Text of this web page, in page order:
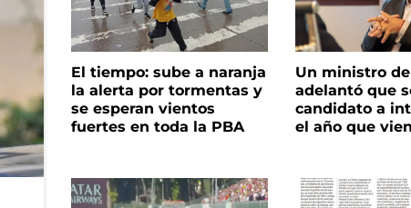
El tiempo: sube a naranja
la alerta por tormentas y
se esperan vientos
fuertes en toda la PBA
Un ministro
adelantó que
candidato a
el año que